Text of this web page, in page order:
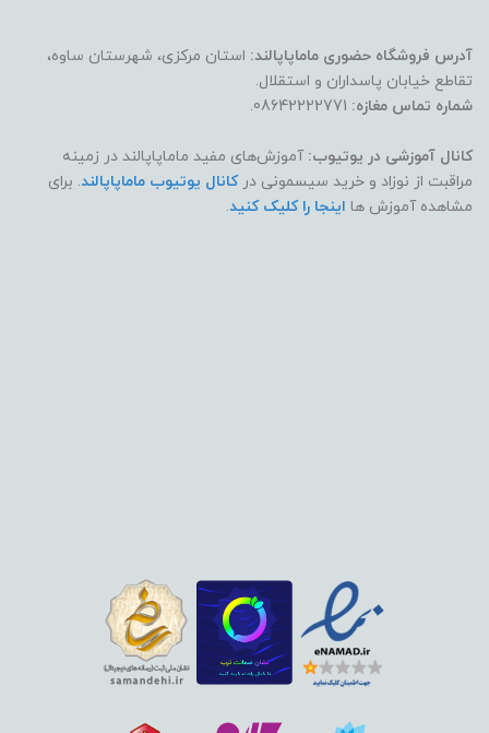
آدرس فروشگاه حضوری ماماپاپالند: استان مرکزی، شهرستان ساوه،
تقاطع خیابان پاسداران و استقلال.
شماره تماس مغازه:
کانال آموزشی در یوتیوب: آموزش‌های مفید ماماپاپالند در زمینه
مراقبت از نوزاد و خرید سیسمونی درکانال یوتیوب ماماپاپالند. برای
مشاهده آموزش ها اینجا را کلیک کنید.